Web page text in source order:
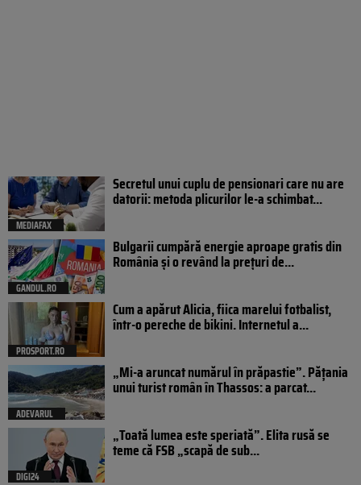
MEDIAFAX
Secretul unui cuplu de pensionari care nu are
datorii: metoda plicurilor le-a schimbat...
GANDUL.RO
Bulgarii cumpără energie aproape gratis din
România și o revând la prețuri de...
PROSPORT.RO
Cum a apărut Alicia, fiica marelui fotbalist,
într-o pereche de bikini. Internetul a...
ADEVARUL
„Mi-a aruncat numărul în prăpastie”. Pățania
unui turist român în Thassos: a parcat...
DIGI24
„Toată lumea este speriată”. Elita rusă se
teme că FSB „scapă de sub...